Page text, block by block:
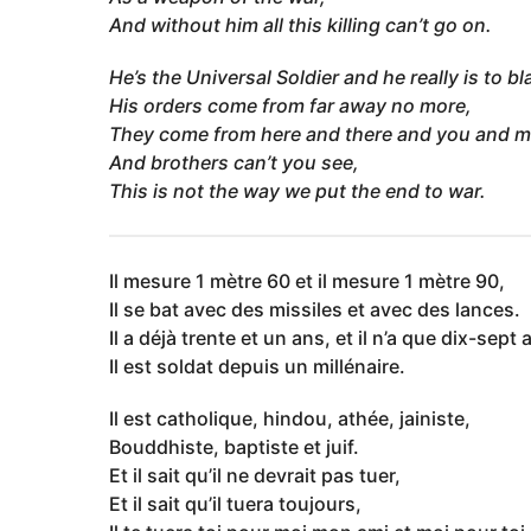
And without him all this killing can’t go on.
He’s the Universal Soldier and he really is to
His orders come from far away no more,
They come from here and there and you and
And brothers can’t you see,
This is not the way we put the end to war.
Il mesure 1 mètre 60 et il mesure 1 mètre 90,
Il se bat avec des missiles et avec des lances.
Il a déjà trente et un ans, et il n’a que dix-sept
Il est soldat depuis un millénaire.
Il est catholique, hindou, athée, jainiste,
Bouddhiste, baptiste et juif.
Et il sait qu’il ne devrait pas tuer,
Et il sait qu’il tuera toujours,